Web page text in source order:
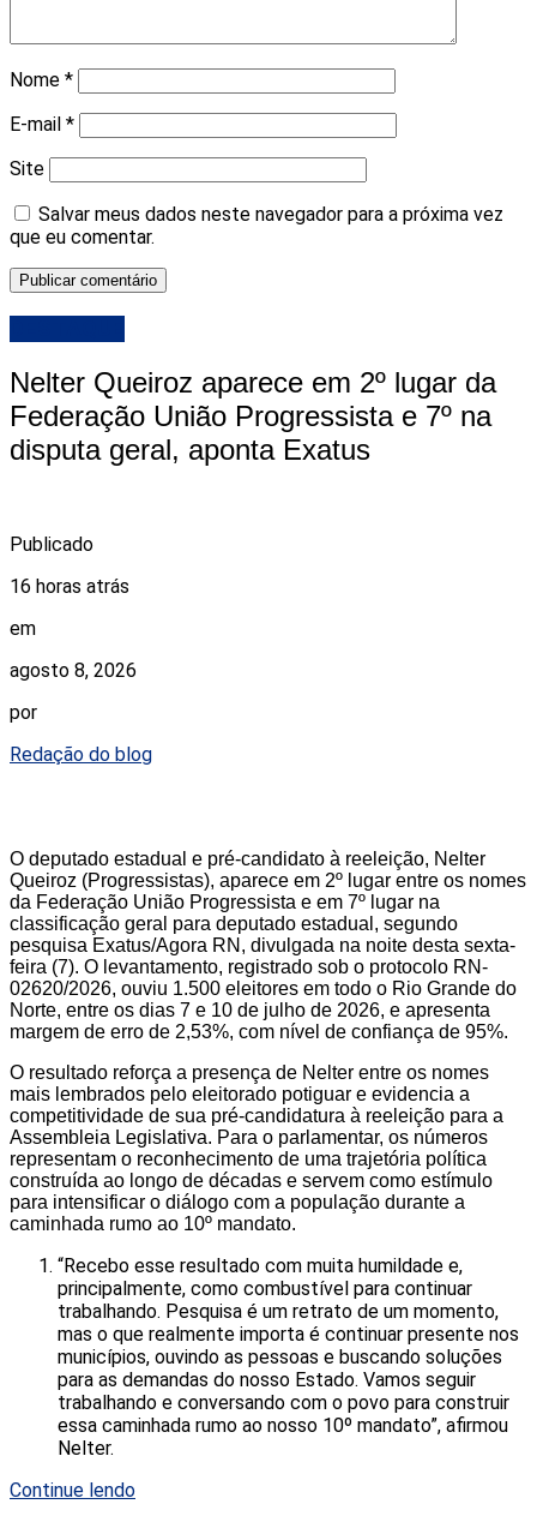
Nome *
E-mail *
Site
Salvar meus dados neste navegador para a próxima vez
que eu comentar.
Nelter Queiroz aparece em 2º lugar da
Federação União Progressista e 7º na
disputa geral, aponta Exatus
Publicado
16 horas atrás
em
agosto 8, 2026
por
Redação do blog
O deputado estadual e pré-candidato à reeleição, Nelter
Queiroz (Progressistas), aparece em 2º lugar entre os nomes
da Federação União Progressista e em 7º lugar na
classificação geral para deputado estadual, segundo
pesquisa Exatus/Agora RN, divulgada na noite desta sexta-
feira (7). O levantamento, registrado sob o protocolo RN-
02620/2026, ouviu 1.500 eleitores em todo o Rio Grande do
Norte, entre os dias 7 e 10 de julho de 2026, e apresenta
margem de erro de 2,53%, com nível de confiança de 95%.
O resultado reforça a presença de Nelter entre os nomes
mais lembrados pelo eleitorado potiguar e evidencia a
competitividade de sua pré-candidatura à reeleição para a
Assembleia Legislativa. Para o parlamentar, os números
representam o reconhecimento de uma trajetória política
construída ao longo de décadas e servem como estímulo
para intensificar o diálogo com a população durante a
caminhada rumo ao 10º mandato.
“Recebo esse resultado com muita humildade e,
principalmente, como combustível para continuar
trabalhando. Pesquisa é um retrato de um momento,
mas o que realmente importa é continuar presente nos
municípios, ouvindo as pessoas e buscando soluções
para as demandas do nosso Estado. Vamos seguir
trabalhando e conversando com o povo para construir
essa caminhada rumo ao nosso 10º mandato”, afirmou
Nelter.
Continue lendo